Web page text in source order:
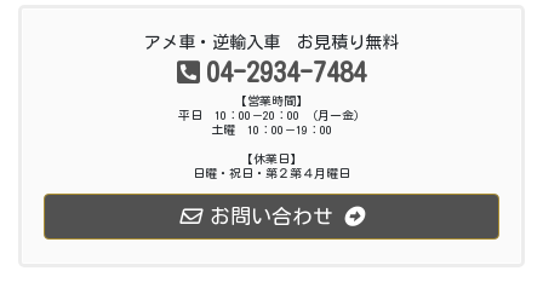
アメ車・逆輸入車 お見積り無料
04-2934-7484
【営業時間】
平日 10：00－20：00 （月ー金）
土曜 10：00－19：00
【休業日】
日曜・祝日・第２第４月曜日
お問い合わせ